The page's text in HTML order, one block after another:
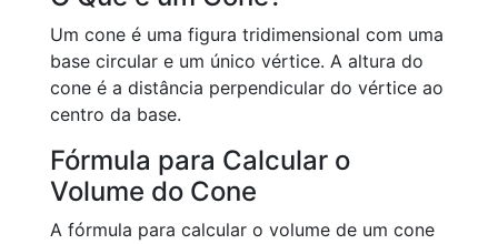
Um cone é uma figura tridimensional com uma
base circular e um único vértice. A altura do
cone é a distância perpendicular do vértice ao
centro da base.
Fórmula para Calcular o
Volume do Cone
A fórmula para calcular o volume de um cone